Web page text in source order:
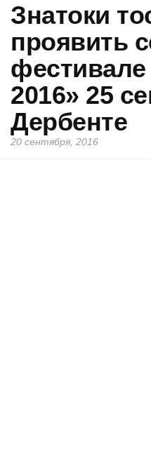
Знатоки
проявить
2016» 25
Дербенте
20 сентября, 2016